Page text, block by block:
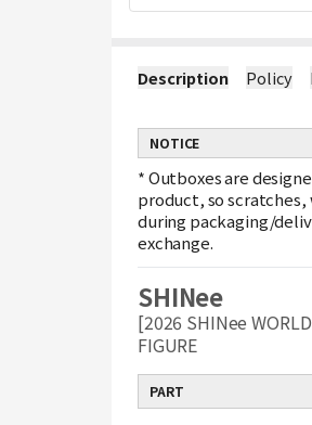
Description Policy
NOTICE
*Outboxes are
product, so
during packaging/
exchange.
SHINee
[2026 SHINee
FIGURE
PART